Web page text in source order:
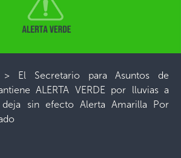
El Secretario para Asuntos de
ALERTA VERDE por lluvias a
sin efecto Alerta Amarilla Por